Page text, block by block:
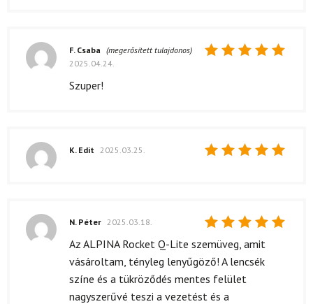
F. Csaba (megerősített tulajdonos)
2025.04.24.
Szuper!
K. Edit 2025.03.25.
Értékelés:
/ 5
N. Péter 2025.03.18.
Az ALPINA Rocket Q-Lite szemüveg, amit
vásároltam, tényleg lenyűgöző! A lencsék
színe és a tükröződés mentes felület
nagyszerűvé teszi a vezetést és a